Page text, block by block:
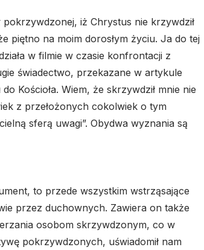
iż Chrystus nie krzywdził
piętno na moim dorosłym życiu. Ja do tej
w filmie w czasie konfrontacji z
świadectwo, przekazane w artykule
Kościoła. Wiem, że skrzywdził mnie nie
z przełożonych cokolwiek o tym
sferą uwagi”. Obydwa wyznania są
to przede wszystkim wstrząsające
przez duchownych. Zawiera on także
osobom skrzywdzonym, co w
pokrzywdzonych, uświadomił nam